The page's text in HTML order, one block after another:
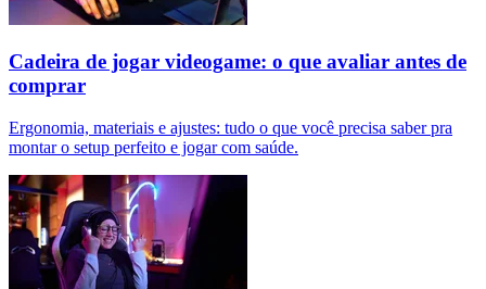
Cadeira de jogar videogame: o que avaliar antes de
comprar
Ergonomia, materiais e ajustes: tudo o que você precisa saber pra
montar o setup perfeito e jogar com saúde.